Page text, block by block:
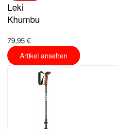
Leki
Khumbu
79,95 €
Artikel ansehen